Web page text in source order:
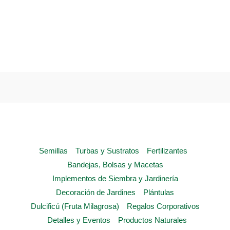
product
page
Semillas Turbas y Sustratos
Fertilizantes
Bandejas, Bolsas y Macetas
Implementos de Siembra y Jardinería
Decoración de Jardines
Plántulas
Dulcificú (Fruta Milagrosa)
Regalos Corporativos
Detalles y Eventos
Productos Naturales